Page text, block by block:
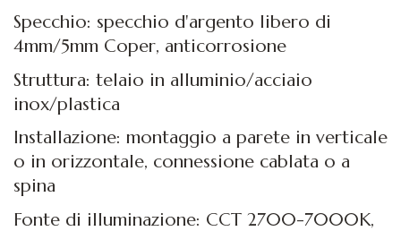
Specchio: specchio d'argento libero di
4mm/5mm Coper, anticorrosione
Struttura: telaio in alluminio/acciaio
inox/plastica
Installazione: montaggio a parete in verticale
o in orizzontale, connessione cablata o a
spina
Fonte di illuminazione: CCT 2700-7000K,